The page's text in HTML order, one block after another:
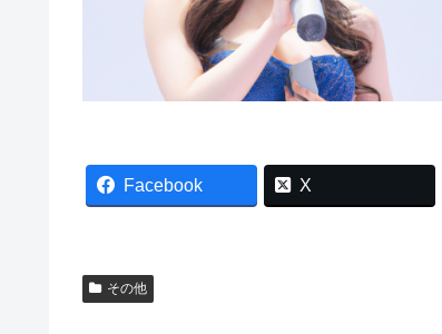
Facebook X
その他